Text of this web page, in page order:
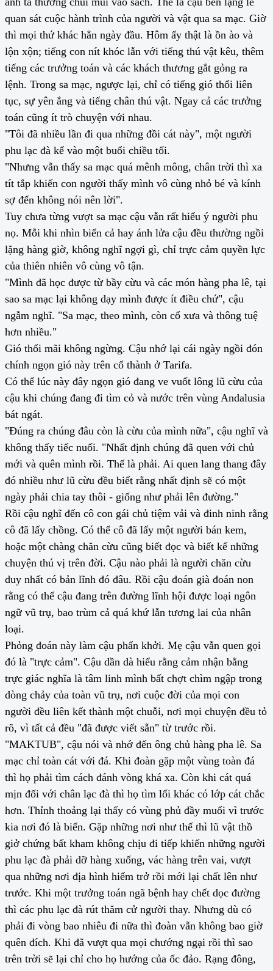
quan sát cuộc hành trình của người và vật qua sa mạc. Giờ
thì mọi thứ khác hẳn ngày đầu. Hôm ấy thật là ồn ào và
lộn xộn; tiếng con nít khóc lẫn với tiếng thú vật kêu, thêm
tiếng các trưởng toán và các khách thương gắt gỏng ra
lệnh. Trong sa mạc, ngược lại, chỉ có tiếng gió thổi liên
tục, sự yên ắng và tiếng chân thú vật. Ngay cả các trưởng
toán cũng ít trò chuyện với nhau.
"Tôi đã nhiều lần đi qua những đồi cát này", một người
phu lạc đà kể vào một buổi chiều tối.
"Nhưng vẫn thấy sa mạc quá mênh mông, chân trời thì xa
tít tắp khiến con người thấy mình vô cùng nhỏ bé và kính
sợ đến không nói nên lời".
Tuy chưa từng vượt sa mạc cậu vẫn rất hiểu ý người phu
nọ. Mỗi khi nhìn biển cả hay ánh lửa cậu đều thường ngồi
lặng hàng giờ, không nghĩ ngợi gì, chỉ trực cảm quyền lực
của thiên nhiên vô cùng vô tận.
"Mình đã học được từ bầy cừu và các món hàng pha lê, tại
sao sa mạc lại không dạy mình được ít điều chứ", cậu
ngẫm nghĩ. "Sa mạc, theo mình, còn cổ xưa và thông tuệ
hơn nhiều."
Gió thổi mãi không ngừng. Cậu nhớ lại cái ngày ngồi đón
chính ngọn gió này trên cổ thành ở Tarifa.
Có thể lúc này đây ngọn gió đang ve vuốt lông lũ cừu của
cậu khi chúng đang đi tìm cỏ và nước trên vùng Andalusia
bát ngát.
"Đúng ra chúng đâu còn là cừu của mình nữa", cậu nghĩ và
không thấy tiếc nuối. "Nhất định chúng đã quen với chủ
mới và quên mình rồi. Thế là phải. Ai quen lang thang đây
đó nhiều như lũ cừu đều biết rằng nhất định sẽ có một
ngày phải chia tay thôi - giống như phải lên đường."
Rồi cậu nghĩ đến cô con gái chủ tiệm vải và đinh ninh rằng
cô đã lấy chồng. Có thể cô đã lấy một người bán kem,
hoặc một chàng chăn cừu cũng biết đọc và biết kể những
chuyện thú vị trên đời. Cậu nào phải là người chăn cừu
duy nhất có bản lĩnh đó đâu. Rồi cậu đoán già đoán non
rằng có thể cậu đang trên đường lĩnh hội được loại ngôn
ngữ vũ trụ, bao trùm cả quá khứ lẫn tương lai của nhân
loại.
Phỏng đoán này làm cậu phấn khởi. Mẹ cậu vẫn quen gọi
đó là "trực cảm". Cậu dần dà hiểu rằng cảm nhận bằng
trực giác nghĩa là tâm linh mình bất chợt chìm ngập trong
dòng chảy của toàn vũ trụ, nơi cuộc đời của mọi con
người đều liên kết thành một chuỗi, nơi mọi chuyện đều tỏ
rõ, vì tất cả đều "đã được viết sẵn" từ trước rồi.
"MAKTUB", cậu nói và nhớ đến ông chủ hàng pha lê. Sa
mạc chỉ toàn cát với đá. Khi đoàn gặp một vùng toàn đá
thì họ phải tìm cách đánh vòng khá xa. Còn khi cát quá
mịn đối với chân lạc đà thì họ tìm lối khác có lớp cát chắc
hơn. Thỉnh thoảng lại thấy có vùng phủ đầy muối vì trước
kia nơi đó là biển. Gặp những nơi như thế thì lũ vật thồ
giở chứng bất kham không chịu đi tiếp khiến những người
phu lạc đà phải dỡ hàng xuống, vác hàng trên vai, vượt
qua những nơi địa hình hiểm trở rồi mới lại chất lên như
trước. Khi một trưởng toán ngã bệnh hay chết dọc đường
thì các phu lạc đà rút thăm cử người thay. Nhưng dù có
phải đi vòng bao nhiêu đi nữa thì đoàn vẫn không bao giờ
quên đích. Khi đã vượt qua mọi chướng ngại rồi thì sao
trên trời sẽ lại chỉ cho họ hướng của ốc đảo. Rạng đông,